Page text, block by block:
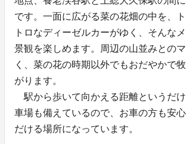
です。一面に広がる菜の花畑の中を、
トロなディーゼルカーがゆく、そんな
景観を楽しめます。周辺の山並みとの
く、菜の花の時期以外でもおだやかで
がります。
駅から歩いて向かえる距離というだ
車場も備えているので、お車の方も安
だける場所になっています。